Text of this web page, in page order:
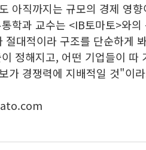
아직까지는 규모의 경제 영
학과 교수는 <IB토마토>와
절대적이라 구조를 단순하게
정해지고, 어떤 기업들이 따
가 경쟁력에 지배적일 것"이